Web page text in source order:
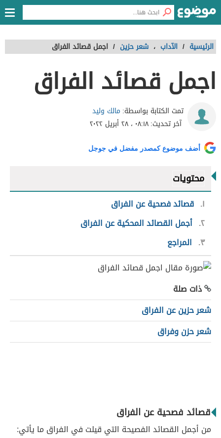
الرئيسية / الآداب ، شعر حزين / اجمل قصائد الفراق
اجمل قصائد الفراق
تمت الكتابة بواسطة: مالك وليد
آخر تحديث:٠٨:١٨ ، ٢٨ أبريل ٢٠٢٢
أضف موضوع كمصدر مفضل في جوجل
محتويات
١ قصائد فصحية عن الفراق
٢ أجمل القصائد المحكية عن الفراق
٣
المراجع
ذات صلة
شعر حزين عن الفراق
شعر حزن وفراق
قصائد فصحية عن الفراق
من أجمل القصائد الفصيحة التي قيلت في الفراق ما يأتي: